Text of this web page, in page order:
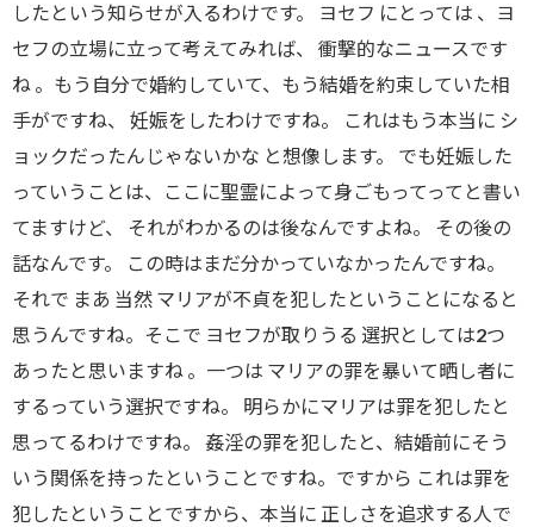
したという知らせが入るわけです。 ヨセフ にとっては 、ヨ
セフの立場に立って考えてみれば、 衝撃的なニュースです
ね 。もう自分で婚約していて、もう結婚を約束していた相
手がですね、 妊娠をしたわけですね。 これはもう本当に シ
ョックだったんじゃないかな と想像します。 でも妊娠した
っていうことは、ここに聖霊によって身ごもってってと書い
てますけど、 それがわかるのは後なんですよね。 その後の
話なんです。 この時はまだ分かっていなかったんですね。
それで まあ 当然 マリアが不貞を犯したということになると
思うんですね。そこで ヨセフが取りうる 選択としては2つ
あったと思いますね 。一つは マリアの罪を暴いて晒し者に
するっていう選択ですね。 明らかにマリアは罪を犯したと
思ってるわけですね。 姦淫の罪を犯したと、結婚前にそう
いう関係を持ったということですね。ですから これは罪を
犯したということですから、本当に 正しさを追求する人で